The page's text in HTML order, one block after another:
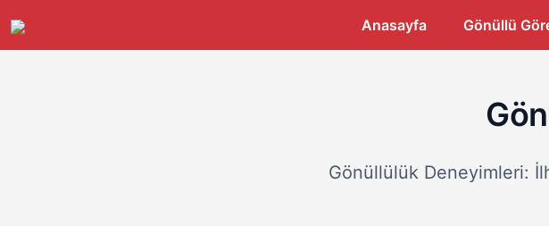
Anasayfa Gönüllü
Gönüllülük Deneyimleri: